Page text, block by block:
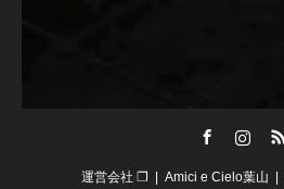
運営会社 ❐ Amici e Cielo葉山